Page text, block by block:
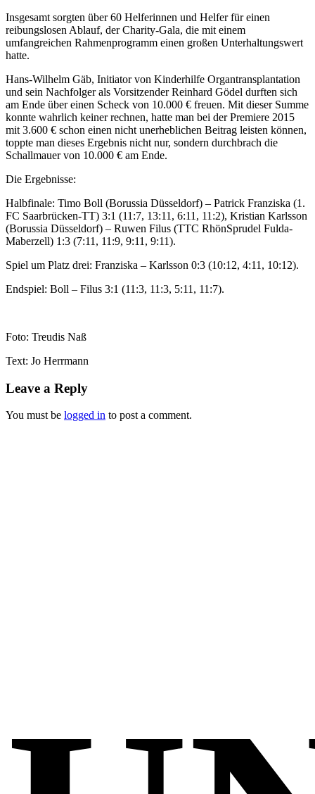
Insgesamt sorgten über 60 Helferinnen und Helfer für einen
reibungslosen Ablauf, der Charity-Gala, die mit einem
umfangreichen Rahmenprogramm einen großen Unterhaltungswert
hatte.
Hans-Wilhelm Gäb, Initiator von Kinderhilfe Organtransplantation
und sein Nachfolger als Vorsitzender Reinhard Gödel durften sich
am Ende über einen Scheck von 10.000 € freuen. Mit dieser Summe
konnte wahrlich keiner rechnen, hatte man bei der Premiere 2015
mit 3.600 € schon einen nicht unerheblichen Beitrag leisten können,
toppte man dieses Ergebnis nicht nur, sondern durchbrach die
Schallmauer von 10.000 € am Ende.
Die Ergebnisse:
Halbfinale: Timo Boll (Borussia Düsseldorf) – Patrick Franziska (1.
FC Saarbrücken-TT) 3:1 (11:7, 13:11, 6:11, 11:2), Kristian Karlsson
(Borussia Düsseldorf) – Ruwen Filus (TTC RhönSprudel Fulda-
Maberzell) 1:3 (7:11, 11:9, 9:11, 9:11).
Spiel um Platz drei: Franziska – Karlsson 0:3 (10:12, 4:11, 10:12).
Endspiel: Boll – Filus 3:1 (11:3, 11:3, 5:11, 11:7).
Foto: Treudis Naß
Text: Jo Herrmann
Leave a Reply
You must be logged in to post a comment.